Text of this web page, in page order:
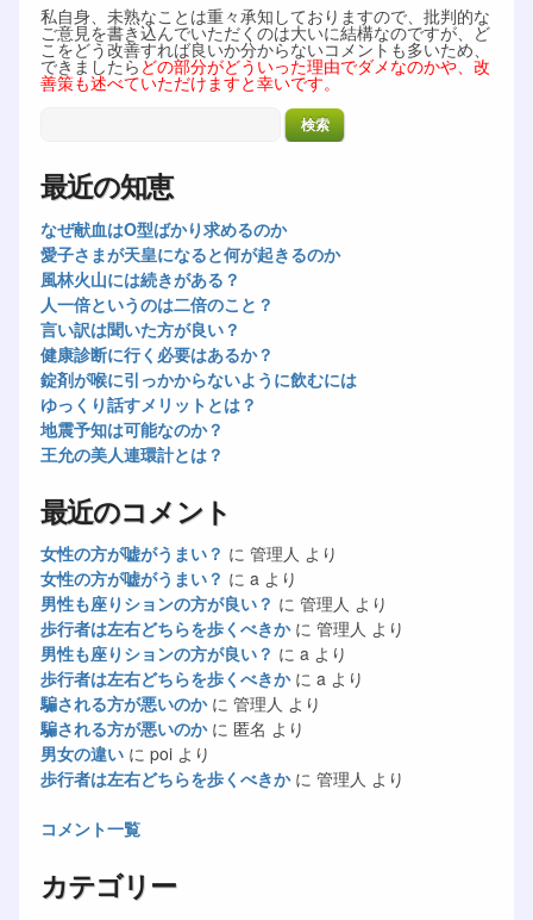
私自身、未熟なことは重々承知しておりますので、批判的な
ご意見を書き込んでいただくのは大いに結構なのですが、ど
こをどう改善すれば良いか分からないコメントも多いため、
できましたら どの部分がどういった理由でダメなのかや、改
善策も述べていただけますと幸いです。
最近の知恵
なぜ献血はO型ばかり求めるのか
愛子さまが天皇になると何が起きるのか
風林火山には続きがある？
人一倍というのは二倍のこと？
言い訳は聞いた方が良い？
健康診断に行く必要はあるか？
錠剤が喉に引っかからないように飲むには
ゆっくり話すメリットとは？
地震予知は可能なのか？
王允の美人連環計とは？
最近のコメント
女性の方が嘘がうまい？ に 管理人 より
女性の方が嘘がうまい？ に aより
男性も座りションの方が良い？ に 管理人 より
歩行者は左右どちらを歩くべきかに 管理人 より
男性も座りションの方が良い？ に aより
歩行者は左右どちらを歩くべきかに aより
騙される方が悪いのかに 管理人 より
騙される方が悪いのかに 匿名 より
男女の違いに poiより
歩行者は左右どちらを歩くべきかに 管理人 より
コメント一覧
カテゴリー